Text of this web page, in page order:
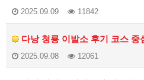
2025.09.09 11842
다낭 청룡 이발소 후기 코스 중
2025.09.08 12061